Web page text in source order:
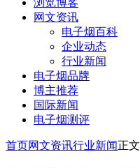
网文资讯
电子烟百科
企业动态
行业新闻
电子烟品牌
博主推荐
国际新闻
电子烟测评
首页网文资讯行业新闻正文